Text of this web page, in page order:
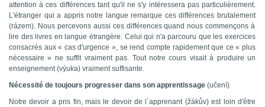
attention à ces différences tant qu'il ne s'y intéressera pas particulièrement.
L'étranger qui a appris notre langue remarque ces différences brutalement
(rázem). Nous percevons aussi ces différences quand nous commençons à
lire des livres en langue étrangère. Celui qui n'a parcouru que les exercices
consacrés aux « cas d'urgence », se rend compte rapidement que ce « plus
nécessaire » ne suffit vraiment pas. Tout notre cours visait à produire un
enseignement (výuka) vraiment suffisante.
Nécessité de toujours progresser dans son apprentissage (učení)
Notre devoir a pris fin, mais le devoir de l´apprenant (žákův) est loin d'être